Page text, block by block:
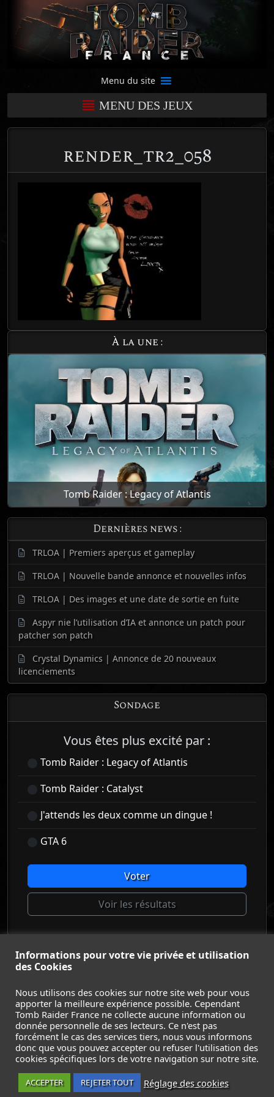
Menu du site
MENU DES JEUX
render_tr2_058
À la une :
Tomb Raider : Legacy of Atlantis
Dernières news :
TRLOA | Premiers aperçus et gameplay
TRLOA | Nouvelle bande annonce et nouvelles infos
TRLOA | Des images et une date de sortie en fuite
Aspyr nie l’utilisation d’IA et annonce un patch pour
patcher son patch
Crystal Dynamics | Annonce de 20 nouveaux
licenciements
Sondage
Vous êtes plus excité par :
Tomb Raider : Legacy of Atlantis
Tomb Raider : Catalyst
J'attends les deux comme un dingue !
GTA 6
Voter
Voir les résultats
Informations pour votre vie privée et utilisation
des Cookies
Nous utilisons des cookies sur notre site web pour vous
apporter la meilleure expérience possible. Cependant
Tomb Raider France ne collecte aucune information ou
donnée personnelle de ses lecteurs. Ce n'est pas
forcément le cas des services tiers, nous vous informons
donc que vous pouvez accepter ou refuser l'utilisation des
cookies spécifiques lors de votre navigation sur notre site.
ACCEPTER REJETER TOUT Réglage des cookies
© Tomb Raider France 2008 - 2026
Lara Croft et Tomb Raider sont des marques déposées
Square Enix Ltd.
ACCUEIL- TOMB RAIDER- LEGACY OF ATLANTIS
CATALYST - LARA CROFT- FILMS - CONTACT-
MENTIONS LÉGALES / CGU-
Suivez nous sur les réseaux :